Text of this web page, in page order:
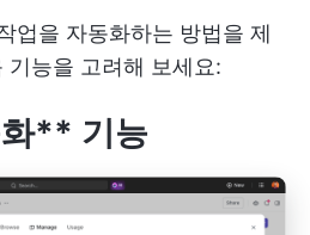
업을 자동화하는 방법을 제
기능을 고려해 보세요:
** 기능